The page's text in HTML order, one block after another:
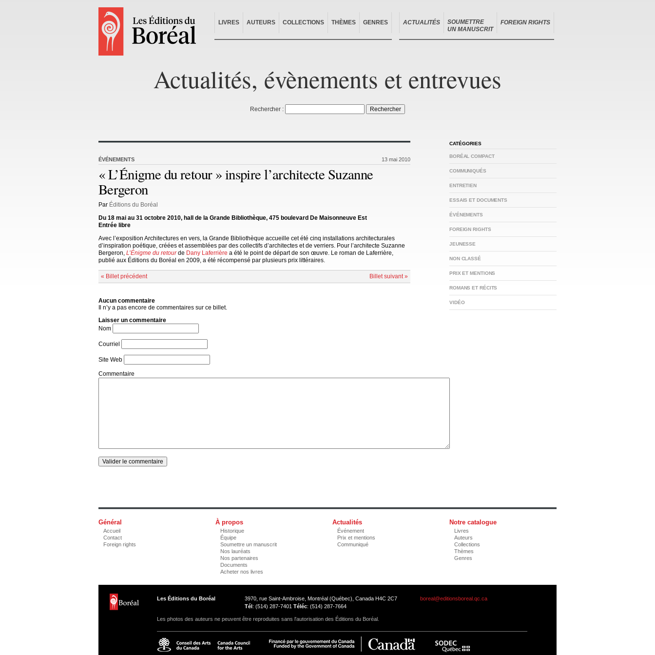
LIVRES AUTEURS COLLECTIONS THÈMES GENRES ACTUALITÉS
SOUMETTRE
UN MANUSCRIT
FOREIGN RIGHTS
Actualités, évènements et entrevues
Rechercher :
ÉVÉNEMENTS 13 mai 2010
« L’Énigme du retour » inspire l’architecte Suzanne
Bergeron
Par Éditions du Boréal
Du 18 mai au 31 octobre 2010, hall de la Grande Bibliothèque, 475 boulevard De Maisonneuve Est
Entrée libre
Avec l’exposition Architectures en vers, la Grande Bibliothèque accueille cet été cinq installations architecturales
d’inspiration poétique, créées et assemblées par des collectifs d’architectes et de verriers. Pour l’architecte Suzanne
Bergeron, L’Énigme du retourde Dany Laferrière a été le point de départ de son œuvre. Le roman de Laferrière,
publié aux Éditions du Boréal en 2009, a été récompensé par plusieurs prix littéraires.
« Billet précédent Billet suivant »
Aucun commentaire
Il n’y a pas encore de commentaires sur ce billet.
Laisser un commentaire
Nom
Courriel
Site Web
Commentaire
CATÉGORIES
BORÉAL COMPACT
COMMUNIQUÉS
ENTRETIEN
ESSAIS ET DOCUMENTS
ÉVÉNEMENTS
FOREIGN RIGHTS
JEUNESSE
NON CLASSÉ
PRIX ET MENTIONS
ROMANS ET RÉCITS
VIDÉO
Général
Accueil
Contact
Foreign rights
À propos
Historique
Équipe
Soumettre un manuscrit
Nos lauréats
Nos partenaires
Documents
Acheter nos livres
Actualités
Événement
Prix et mentions
Communiqué
Notre catalogue
Livres
Auteurs
Collections
Thèmes
Genres
Les Éditions du Boréal
3970, rue Saint-Ambroise, Montréal (Québec), Canada H4C 2C7
Tél : (514) 287-7401 Téléc: (514) 287-7664
boreal@editionsboreal.qc.ca
Les photos des auteurs ne peuvent être reproduites sans l'autorisation des Éditions du Boréal.